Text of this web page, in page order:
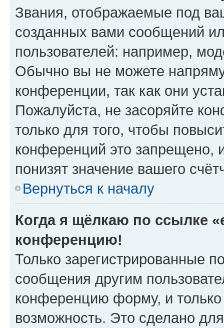
Звания, отображаемые под
созданных вами сообщений
пользователей: например,
Обычно вы не можете
конференции, так как они
Пожалуйста, не засоряйте
только для того, чтобы
конференций это запрещено,
понизят значение вашего
Вернуться к началу
Когда я щёлкаю по ссылке
конференцию!
Только зарегистрированные
сообщения другим
конференцию форму, и
возможность. Это сделано